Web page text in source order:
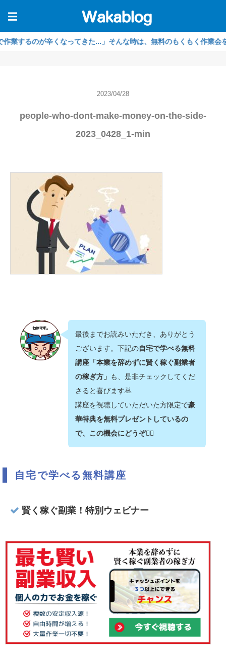
☰
が辛くなってきた...」そんな時は、無料のもくもく作業会をご利用
2023/04/28
people-who-dont-make-money-on-the-side-
2023_0428_1-min
最後までお読みいただき、ありがとう
ございます。下記の自宅で学べる無料
講座「本業を辞めずに賢く稼ぐ副業者
の稼ぎ方」 も、是非チェックしてくだ
さると喜びます🙇‍
講座を視聴していただいた方限定で豪
華特典を無料プレゼントしているの
で、この機会にどうぞ💁‍♂️
自宅で学べる無料講座
賢く稼ぐ副業！特別ウェビナー